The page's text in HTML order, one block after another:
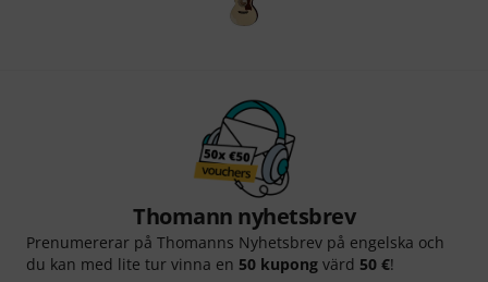
Thomann nyhetsbrev
Prenumererar på Thomanns Nyhetsbrev på engelska och
du kan med lite tur vinna en 50 kupong värd 50 €!